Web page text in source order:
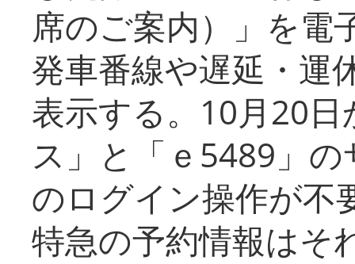
席のご案内）」を電
発車番線や遅延・運
表示する。10月20
ス」と「ｅ5489」
のログイン操作が不
特急の予約情報はそ